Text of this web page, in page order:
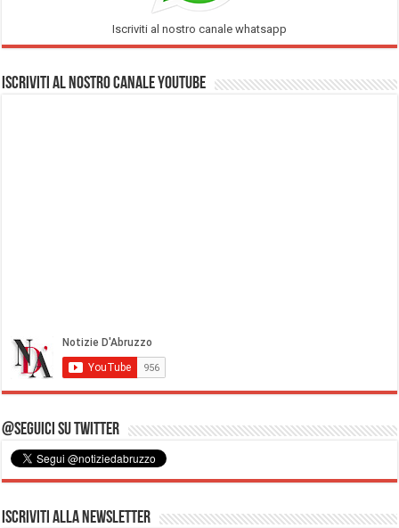
Iscriviti al nostro canale whatsapp
Iscriviti al nostro Canale Youtube
@Seguici su Twitter
Iscriviti alla Newsletter